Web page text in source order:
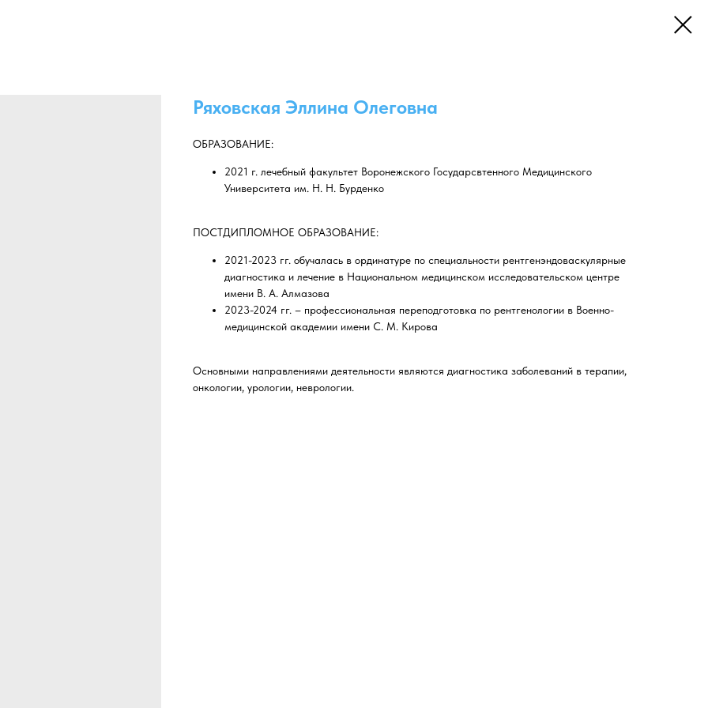
Ряховская Эллина Олеговна
ОБРАЗОВАНИЕ:
2021 г. лечебный факультет Воронежского Государсвтенного Медицинского
Университета им. Н. Н. Бурденко
ПОСТДИПЛОМНОЕ ОБРАЗОВАНИЕ:
2021-2023 гг. обучалась в ординатуре по специальности рентгенэндоваскулярные
диагностика и лечение в Национальном медицинском исследовательском центре
имени В. А. Алмазова
2023-2024 гг. – профессиональная переподготовка по рентгенологии в Военно-
медицинской академии имени С. М. Кирова
Основными направлениями деятельности являются диагностика заболеваний в терапии,
онкологии, урологии, неврологии.